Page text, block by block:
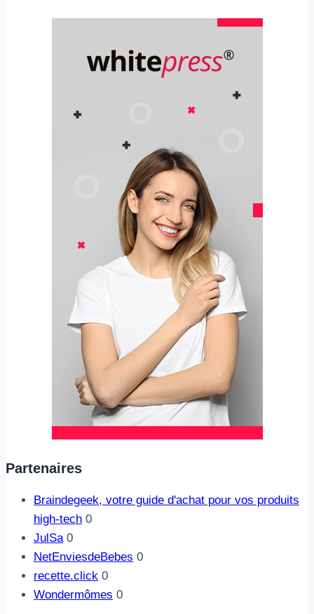
Partenaires
Braindegeek, votre guide d'achat pour vos produits
high-tech 0
JulSa0
NetEnviesdeBebes 0
recette.click 0
Wondermômes 0